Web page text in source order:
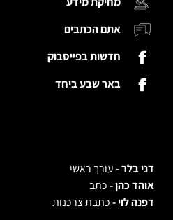
אתם הכתבים
חדשות בפייסבוק
באר שבע ביחד
דני בלר -עורך ראשי
אוהד כהן -כתב
דפנה לוי -כתבת צרכנות